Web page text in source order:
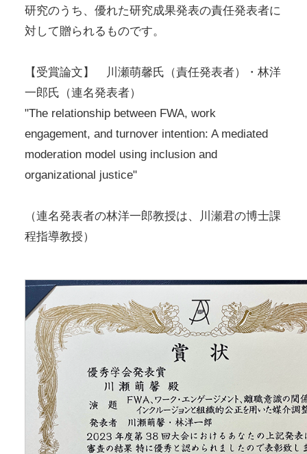
研究のうち、優れた研究成果発表の責任発表者に
対して贈られるものです。
【受賞論文】 川瀬萌馨氏（責任発表者）・林洋
一郎氏（連名発表者）
"The relationship between FWA, work
engagement, and turnover intention: A mediated
moderation model using inclusion and
organizational justice"
（連名発表者の林洋一郎教授は、川瀬君の博士課
程指導教授）